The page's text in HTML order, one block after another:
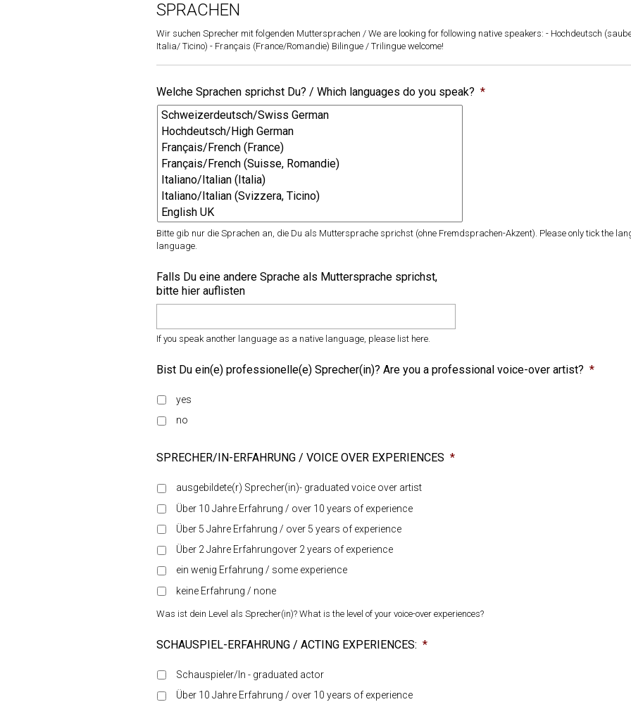
SPRACHEN
Wir suchen Sprecher mit folgenden Muttersprachen / We are looking for following native speakers: - Hochdeutsch
Italia/ Ticino) - Français (France/Romandie) Bilingue / Trilingue welcome!
Welche Sprachen sprichst Du? / Which languages do you speak? *
Bitte gib nur die Sprachen an, die Du als Muttersprache sprichst (ohne Fremdsprachen-Akzent). Please only tick the
language.
Falls Du eine andere Sprache als Muttersprache sprichst,
bitte hier auflisten
If you speak another language as a native language, please list here.
Bist Du ein(e) professionelle(e) Sprecher(in)? Are you a professional voice-over artist? *
yes
no
SPRECHER/IN-ERFAHRUNG / VOICE OVER EXPERIENCES *
ausgebildete(r) Sprecher(in)- graduated voice over artist
Über 10 Jahre Erfahrung / over 10 years of experience
Über 5 Jahre Erfahrung / over 5 years of experience
Über 2 Jahre Erfahrungover 2 years of experience
ein wenig Erfahrung / some experience
keine Erfahrung / none
Was ist dein Level als Sprecher(in)? What is the level of your voice-over experiences?
SCHAUSPIEL-ERFAHRUNG / ACTING EXPERIENCES: *
Schauspieler/In - graduated actor
Über 10 Jahre Erfahrung / over 10 years of experience